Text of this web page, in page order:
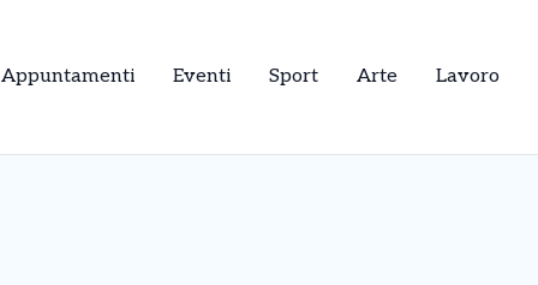
Appuntamenti Eventi Sport Arte Lavoro